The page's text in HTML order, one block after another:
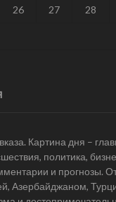
26 27 28
Картина дня –
политика,
и прогнозы.
Азербайджаном,